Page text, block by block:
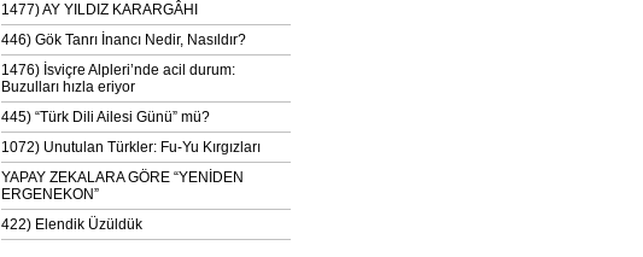
1477) AY YILDIZ KARARGÂHI
446) Gök Tanrı İnancı Nedir, Nasıldır?
1476) İsviçre Alpleri’nde acil durum:
Buzulları hızla eriyor
445) “Türk Dili Ailesi Günü” mü?
1072) Unutulan Türkler: Fu-Yu Kırgızları
YAPAY ZEKALARA GÖRE “YENİDEN
ERGENEKON”
422) Elendik Üzüldük